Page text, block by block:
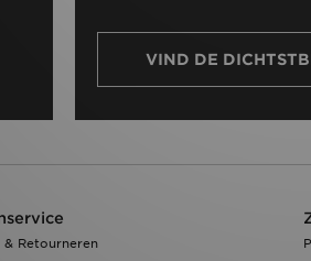
VIND DE
& Retourneren